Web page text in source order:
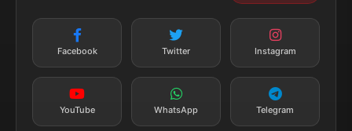
न्यूज़ अलर्ट
सब्सक्राइब करें
Facebook Twitter Instagram
YouTube WhatsApp Telegram